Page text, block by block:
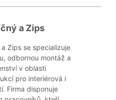
a Zips
Zips se specializuje
odbornou montáž a
v oblasti
pro interiérová i
Firma disponuje